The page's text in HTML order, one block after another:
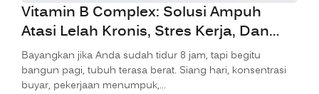
Vitamin B Complex: Solusi Ampuh
Atasi Lelah Kronis, Stres Kerja, Dan
Kesemutan Yang Mengganggu
Bayangkan jika Anda sudah tidur 8 jam, tapi begitu
bangun pagi, tubuh terasa berat. Siang hari, konsentrasi
buyar, pekerjaan menumpuk,…